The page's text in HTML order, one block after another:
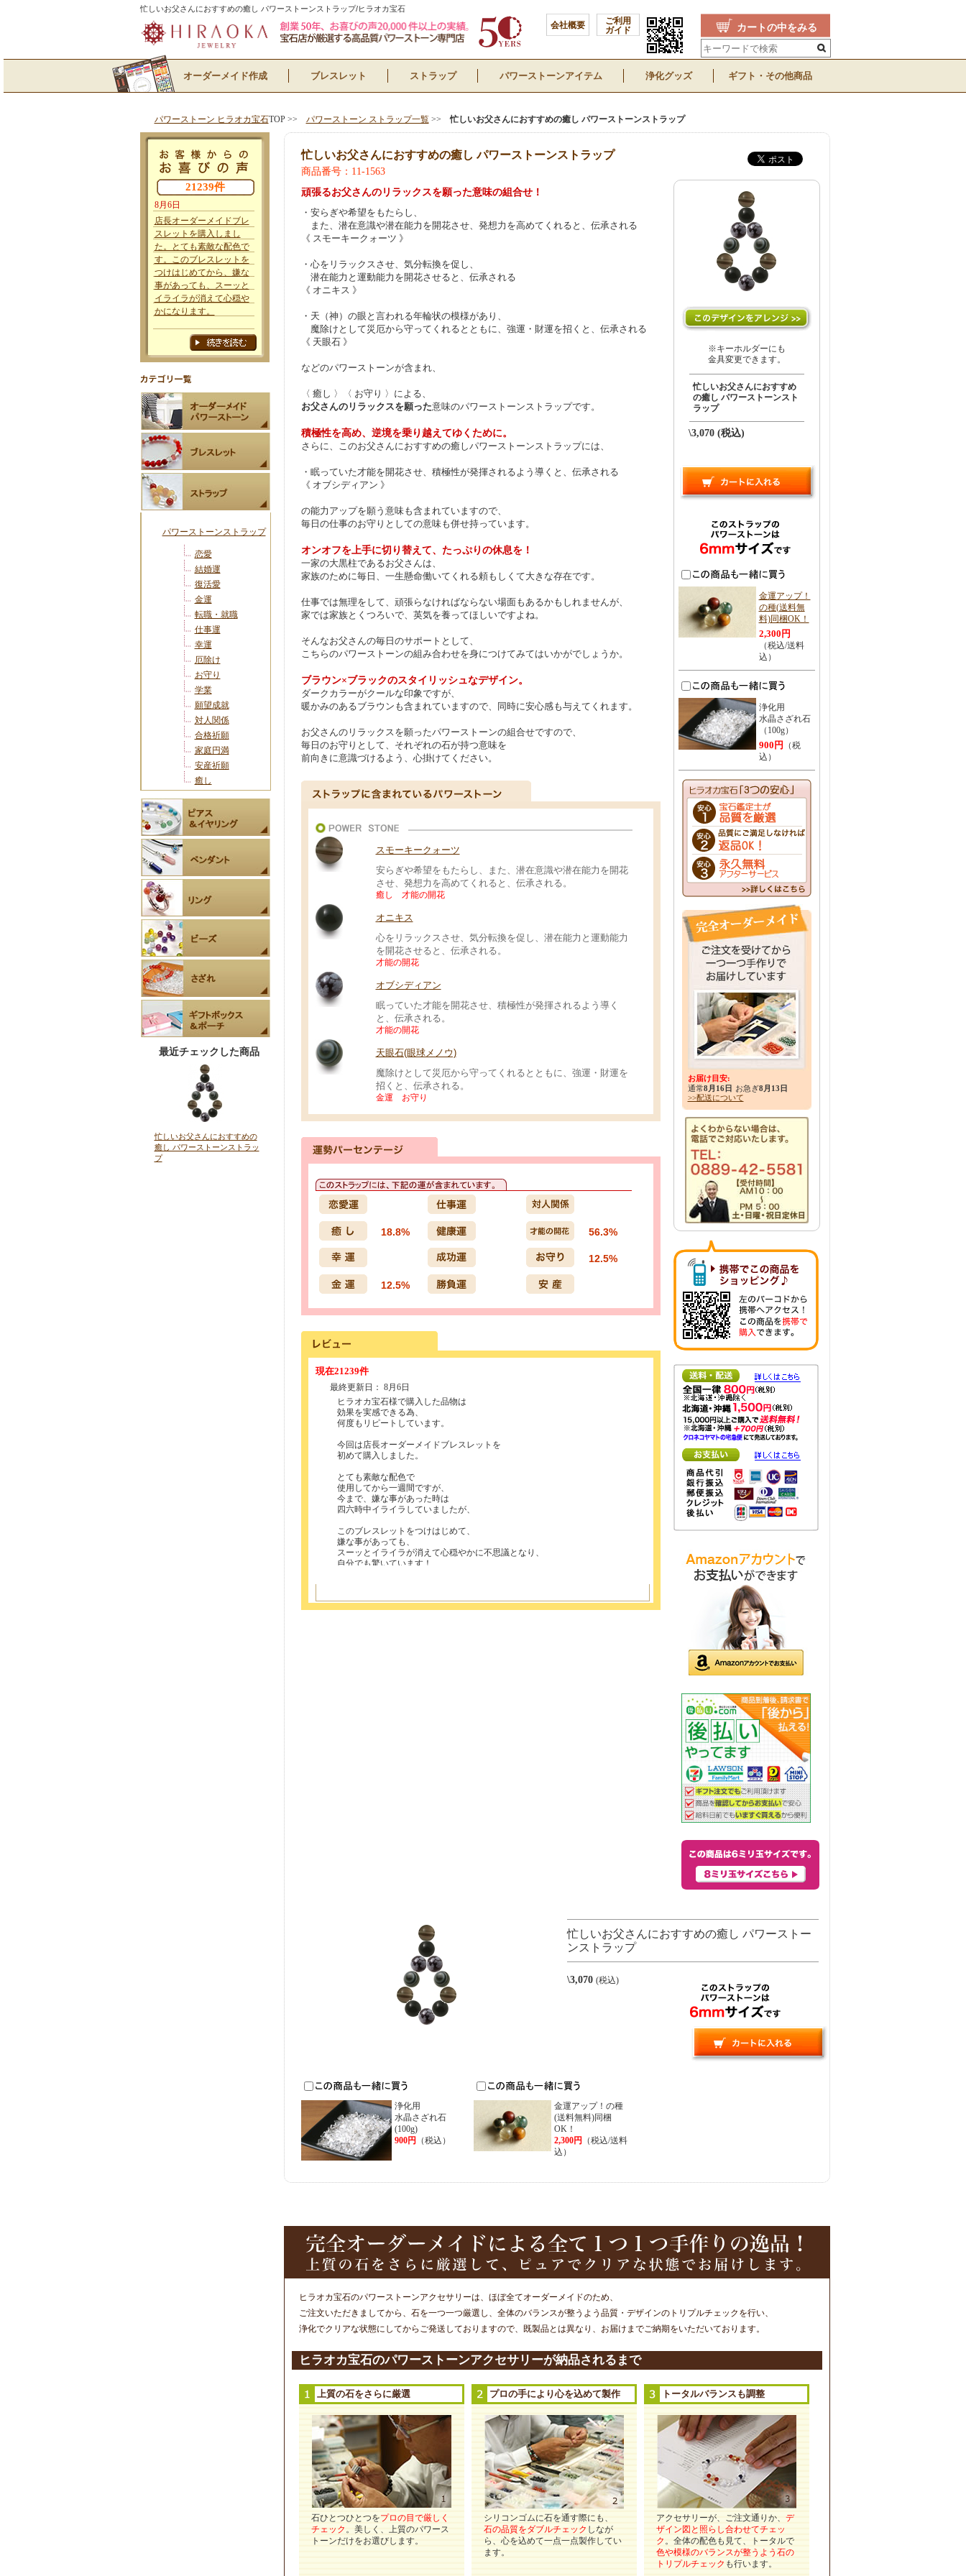
忙しいお父さんにおすすめの癒し パワーストーンストラップ/ヒラオカ宝石
会社概要
ご利用
ガイド
カートの中をみる
オーダーメイド作成 ブレスレット ストラップ パワーストーンアイテム 浄化グッズ ギフト・その他商品
パワーストーン ヒラオカ宝石TOP >> パワーストーン ストラップ一覧>>忙しいお父さんにおすすめの癒し パワーストーンストラップ
21239件
8月6日
店長オーダーメイドブレ
スレットを購入しまし
た。とても素敵な配色で
す。このブレスレットを
つけはじめてから、嫌な
事があっても、スーッと
イライラが消えて心穏や
かになります。
パワーストーンストラップ
恋愛
結婚運
復活愛
金運
転職・就職
仕事運
幸運
厄除け
お守り
学業
願望成就
対人関係
合格祈願
家庭円満
安産祈願
癒し
最近チェックした商品
忙しいお父さんにおすすめの
癒し パワーストーンストラッ
プ
忙しいお父さんにおすすめの癒し パワーストーンストラップ
商品番号：11-1563
頑張るお父さんのリラックスを願った意味の組合せ！
・安らぎや希望をもたらし、
また、潜在意識や潜在能力を開花させ、発想力を高めてくれると、伝承される
《 スモーキークォーツ 》
・心をリラックスさせ、気分転換を促し、
潜在能力と運動能力を開花させると、伝承される
《 オニキス 》
・天（神）の眼と言われる年輪状の模様があり、
魔除けとして災厄から守ってくれるとともに、強運・財運を招くと、伝承される
《 天眼石 》
などのパワーストーンが含まれ、
〈 癒し 〉〈 お守り 〉による、
お父さんのリラックスを願った意味のパワーストーンストラップです。
積極性を高め、逆境を乗り越えてゆくために。
さらに、このお父さんにおすすめの癒しパワーストーンストラップには、
・眠っていた才能を開花させ、積極性が発揮されるよう導くと、伝承される
《 オブシディアン 》
の能力アップを願う意味も含まれていますので、
毎日の仕事のお守りとしての意味も併せ持っています。
オンオフを上手に切り替えて、たっぷりの休息を！
一家の大黒柱であるお父さんは、
家族のために毎日、一生懸命働いてくれる頼もしくて大きな存在です。
仕事では無理をして、頑張らなければならない場面もあるかもしれませんが、
家では家族とくつろいで、英気を養ってほしいですよね。
そんなお父さんの毎日のサポートとして、
こちらのパワーストーンの組み合わせを身につけてみてはいかがでしょうか。
ブラウン×ブラックのスタイリッシュなデザイン。
ダークカラーがクールな印象ですが、
暖かみのあるブラウンも含まれていますので、同時に安心感も与えてくれます。
お父さんのリラックスを願ったパワーストーンの組合せですので、
毎日のお守りとして、それぞれの石が持つ意味を
前向きに意識づけるよう、心掛けてください。
スモーキークォーツ
安らぎや希望をもたらし、また、潜在意識や潜在能力を開花
させ、発想力を高めてくれると、伝承される。
癒し 才能の開花
オニキス
心をリラックスさせ、気分転換を促し、潜在能力と運動能力
を開花させると、伝承される。
才能の開花
オブシディアン
眠っていた才能を開花させ、積極性が発揮されるよう導く
と、伝承される。
才能の開花
天眼石(眼球メノウ)
魔除けとして災厄から守ってくれるとともに、強運・財運を
招くと、伝承される。
金運 お守り
18.8% 56.3%
12.5%
12.5%
現在21239件
最終更新日： 8月6日
※キーホルダーにも
金具変更できます。
忙しいお父さんにおすすめ
の癒し パワーストーンスト
ラップ
\3,070 (税込)
金運アップ！
の種(送料無
料)同梱OK！
2,300円
（税込/送料
込）
浄化用
水晶さざれ石
（100g）
900円
（税
込）
お届け目安:
通常8月16日 お急ぎ8月13日
>>配送について
忙しいお父さんにおすすめの癒し パワーストー
ンストラップ
\3,070 (税込)
浄化用
水晶さざれ石
(100g)
900円
（税込）
金運アップ！の種
(送料無料)同梱
OK！
2,300円
（税込/送料
込）
ヒラオカ宝石のパワーストーンアクセサリーは、ほぼ全てオーダーメイドのため、
ご注文いただきましてから、石を一つ一つ厳選し、全体のバランスが整うよう品質・デザインのトリプルチェックを行い、
浄化でクリアな状態にしてからご発送しておりますので、既製品とは異なり、お届けまでご納期をいただいております。
ヒラオカ宝石のパワーストーンアクセサリーが納品されるまで
上質の石をさらに厳選
石ひとつひとつをプロの目で厳しく
チェック 。美しく、上質のパワース
トーンだけをお選びします。
プロの手により心を込めて製作
シリコンゴムに石を通す際にも、
石の品質をダブルチェック しなが
ら、心を込めて一点一点製作してい
ます。
トータルバランスも調整
アクセサリーが、ご注文通りか、 デ
ザイン図と照らし合わせてチェッ
ク 。全体の配色も見て、トータルで
色や模様のバランスが整うよう石の
トリプルチェック も行います。